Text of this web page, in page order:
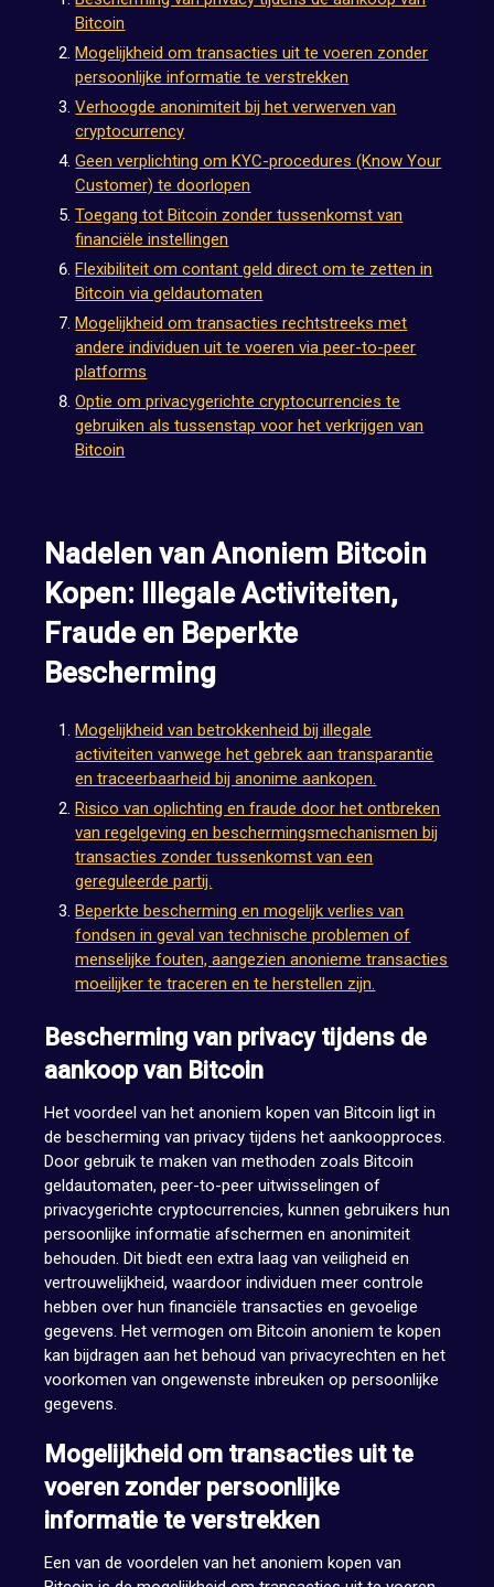
Bitcoin
Mogelijkheid om transacties uit te voeren zonder
persoonlijke informatie te verstrekken
Verhoogde anonimiteit bij het verwerven van
cryptocurrency
Geen verplichting om KYC-procedures (Know Your
Customer) te doorlopen
Toegang tot Bitcoin zonder tussenkomst van
financiële instellingen
Flexibiliteit om contant geld direct om te zetten in
Bitcoin via geldautomaten
Mogelijkheid om transacties rechtstreeks met
andere individuen uit te voeren via peer-to-peer
platforms
Optie om privacygerichte cryptocurrencies te
gebruiken als tussenstap voor het verkrijgen van
Bitcoin
Nadelen van Anoniem Bitcoin
Kopen: Illegale Activiteiten,
Fraude en Beperkte
Bescherming
Mogelijkheid van betrokkenheid bij illegale
activiteiten vanwege het gebrek aan transparantie
en traceerbaarheid bij anonime aankopen.
Risico van oplichting en fraude door het ontbreken
van regelgeving en beschermingsmechanismen bij
transacties zonder tussenkomst van een
gereguleerde partij.
Beperkte bescherming en mogelijk verlies van
fondsen in geval van technische problemen of
menselijke fouten, aangezien anonieme transacties
moeilijker te traceren en te herstellen zijn.
Bescherming van privacy tijdens de
aankoop van Bitcoin
Het voordeel van het anoniem kopen van Bitcoin ligt in
de bescherming van privacy tijdens het aankoopproces.
Door gebruik te maken van methoden zoals Bitcoin
geldautomaten, peer-to-peer uitwisselingen of
privacygerichte cryptocurrencies, kunnen gebruikers hun
persoonlijke informatie afschermen en anonimiteit
behouden. Dit biedt een extra laag van veiligheid en
vertrouwelijkheid, waardoor individuen meer controle
hebben over hun financiële transacties en gevoelige
gegevens. Het vermogen om Bitcoin anoniem te kopen
kan bijdragen aan het behoud van privacyrechten en het
voorkomen van ongewenste inbreuken op persoonlijke
gegevens.
Mogelijkheid om transacties uit te
voeren zonder persoonlijke
informatie te verstrekken
Een van de voordelen van het anoniem kopen van